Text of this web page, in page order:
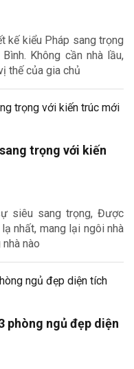
kế kiểu Pháp sang trọng
Không cần nhà lầu,
thế của gia chủ
trọng với kiến
siêu sang trọng, Được
nhất, mang lại ngôi nhà
nào
phòng ngủ đẹp diện